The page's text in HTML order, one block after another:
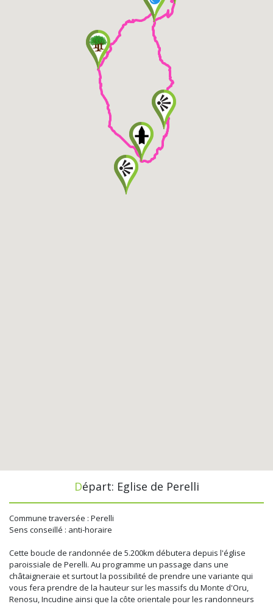
Départ: Eglise de Perelli
Commune traversée : Perelli
Sens conseillé : anti-horaire
Cette boucle de randonnée de 5.200km débutera depuis l'église
paroissiale de Perelli. Au programme un passage dans une
châtaigneraie et surtout la possibilité de prendre une variante qui
vous fera prendre de la hauteur sur les massifs du Monte d'Oru,
Renosu, Incudine ainsi que la côte orientale pour les randonneurs